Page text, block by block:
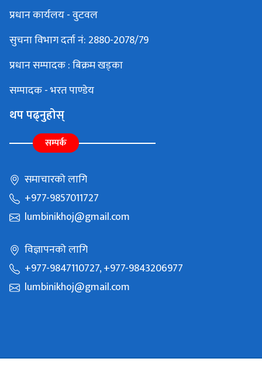
प्रधान कार्यलय - वुटवल
सुचना विभाग दर्ता नं: 2880-2078/79
प्रधान सम्पादक : बिक्रम खड्का
सम्पादक - भरत पाण्डेय
थप पढ्नुहोस्
सम्पर्क
समाचारको लागि
+977-9857011727
lumbinikhoj@gmail.com
विज्ञापनको लागि
+977-9847110727, +977-9843206977
lumbinikhoj@gmail.com